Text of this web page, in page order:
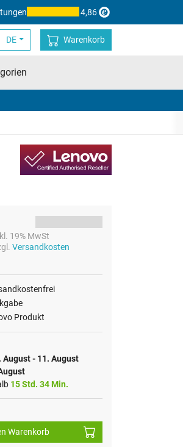
4,86
DE Warenkorb
19% MwSt
Versandkosten
Produkt
August - 11. August
15 Std. 34 Min.
Warenkorb